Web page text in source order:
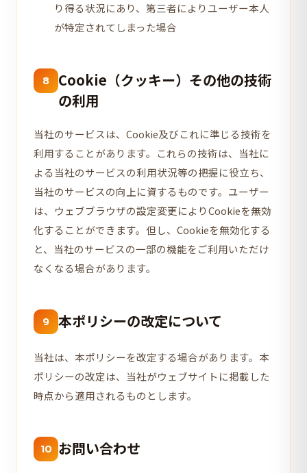
り得る状況にあり、第三者によりユーザー本人
が特定されてしまった場合
8
Cookie（クッキー）その他の技術
の利用
当社のサービスは、Cookie及びこれに準じる技術を
利用することがあります。これらの技術は、当社に
よる当社のサービスの利用状況等の把握に役立ち、
当社のサービスの向上に資するものです。ユーザー
は、ウェブブラウザの設定変更によりCookieを無効
化することができます。但し、Cookieを無効化する
と、当社のサービスの一部の機能をご利用いただけ
なくなる場合があります。
9 本ポリシーの改定について
当社は、本ポリシーを改定する場合があります。本
ポリシーの改定は、当社がウェブサイトに掲載した
時点から適用されるものとします。
10 お問い合わせ